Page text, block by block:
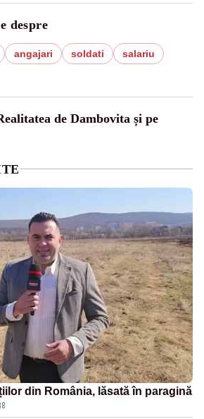
despre
angajari soldati
salariu
de Dambovita și pe
din România, lăsată în paragină